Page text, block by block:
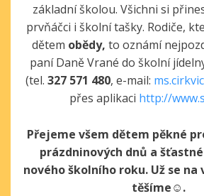
základní školou. Všichni si
prvňáčci i školní tašky. Rodiče,
dětem obědy, to oznámí
paní Daně Vrané do školní
(tel. 327 571 480, e-mail:
přes aplikaci http://
Přejeme všem dětem pěkné
prázdninových dnů a
nového školního roku. Už se na
těšíme☺.